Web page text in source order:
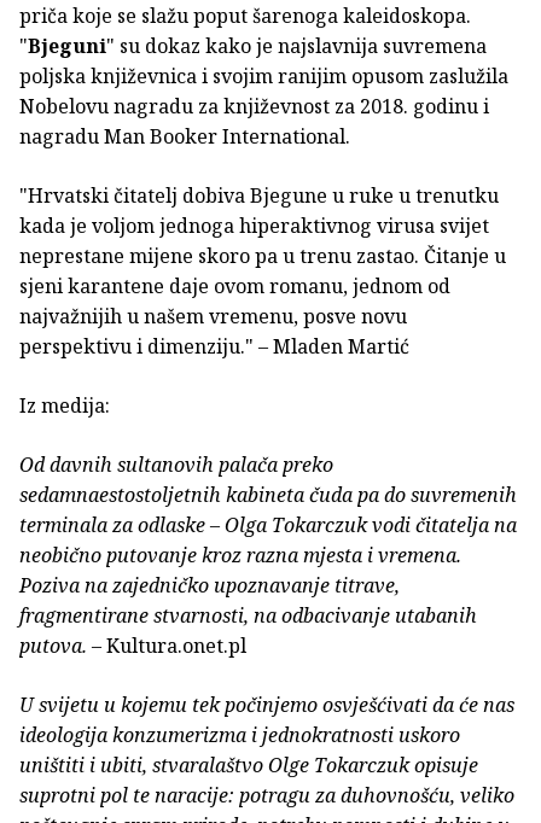
priča koje se slažu poput šarenoga kaleidoskopa.
"Bjeguni" su dokaz kako je najslavnija suvremena
poljska književnica i svojim ranijim opusom zaslužila
Nobelovu nagradu za književnost za 2018. godinu i
nagradu Man Booker International.
"Hrvatski čitatelj dobiva Bjegune u ruke u trenutku
kada je voljom jednoga hiperaktivnog virusa svijet
neprestane mijene skoro pa u trenu zastao. Čitanje u
sjeni karantene daje ovom romanu, jednom od
najvažnijih u našem vremenu, posve novu
perspektivu i dimenziju." – Mladen Martić
Iz medija:
Od davnih sultanovih palača preko
sedamnaestostoljetnih kabineta čuda pa do suvremenih
terminala za odlaske – Olga Tokarczuk vodi čitatelja na
neobično putovanje kroz razna mjesta i vremena.
Poziva na zajedničko upoznavanje titrave,
fragmentirane stvarnosti, na odbacivanje utabanih
putova. – Kultura.onet.pl
U svijetu u kojemu tek počinjemo osvješćivati da će nas
ideologija konzumerizma i jednokratnosti uskoro
uništiti i ubiti, stvaralaštvo Olge Tokarczuk opisuje
suprotni pol te naracije: potragu za duhovnošću, veliko